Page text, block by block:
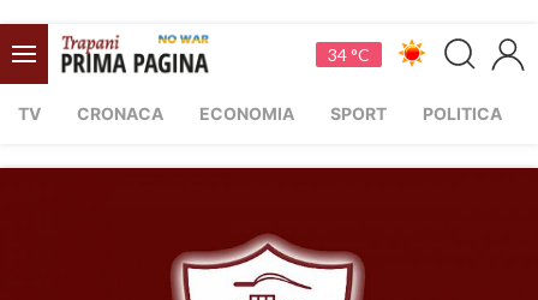
34 °C
TV CRONACA ECONOMIA SPORT POLITICA